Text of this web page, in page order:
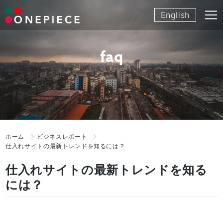
Skip
to
English
faq
ホーム
ビジネスレポート
仕入れサイトの最新トレンドを知るには？
仕入れサイトの最新トレンドを知る
には？